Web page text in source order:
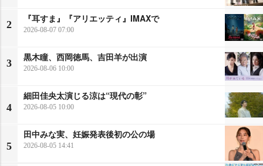
2
『耳すま』『アリエッティ』IMAXで
2026-08-07 07:00
3
黒木瞳、西岡徳馬、吉田羊が出演
2026-08-06 10:00
4
細田佳央太演じる涼は“現代の彰”
2026-08-05 10:00
5
田中みな実、妊娠発表後初の公の場
2026-08-05 14:41